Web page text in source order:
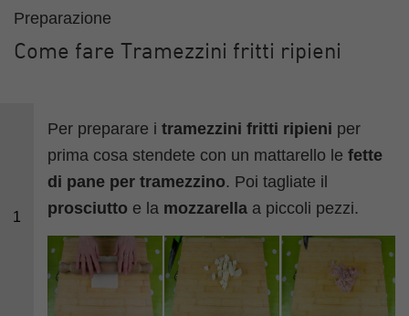
Preparazione
Come fare Tramezzini fritti ripieni
1
Per preparare itramezzini fritti ripieni per
prima cosa stendete con un mattarello lefette
di pane per tramezzino. Poi tagliate il
prosciutto e la mozzarella a piccoli pezzi.